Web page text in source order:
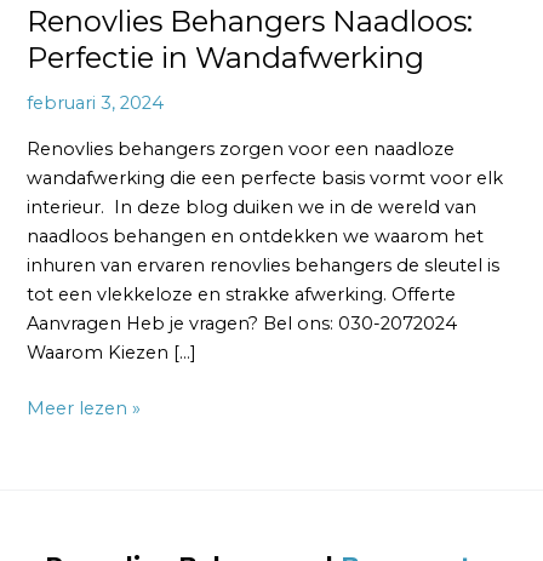
Renovlies Behangers Naadloos:
Perfectie in Wandafwerking
februari 3, 2024
Renovlies behangers zorgen voor een naadloze
wandafwerking die een perfecte basis vormt voor elk
interieur. In deze blog duiken we in de wereld van
naadloos behangen en ontdekken we waarom het
inhuren van ervaren renovlies behangers de sleutel is
tot een vlekkeloze en strakke afwerking. Offerte
Aanvragen Heb je vragen? Bel ons: 030-2072024
Waarom Kiezen […]
Meer lezen »